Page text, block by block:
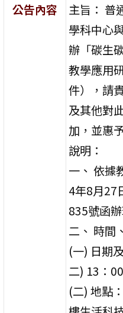
公告內容
主旨： 普
學科中心
辦「碳生
教學應用
件），請
及其他對
加，並惠
說明：
一、 依據
4年8月27
835號函辦
二、 時間
(一) 日期
二) 13：
(二) 地點